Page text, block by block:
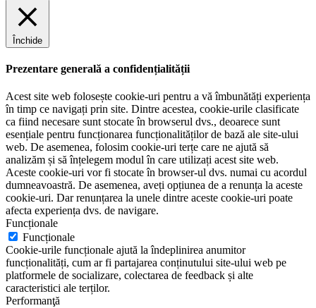
Închide
Prezentare generală a confidențialității
Acest site web folosește cookie-uri pentru a vă îmbunătăți experiența
în timp ce navigați prin site. Dintre acestea, cookie-urile clasificate
ca fiind necesare sunt stocate în browserul dvs., deoarece sunt
esențiale pentru funcționarea funcționalităților de bază ale site-ului
web. De asemenea, folosim cookie-uri terțe care ne ajută să
analizăm și să înțelegem modul în care utilizați acest site web.
Aceste cookie-uri vor fi stocate în browser-ul dvs. numai cu acordul
dumneavoastră. De asemenea, aveți opțiunea de a renunța la aceste
cookie-uri. Dar renunțarea la unele dintre aceste cookie-uri poate
afecta experiența dvs. de navigare.
Funcționale
Funcționale
Cookie-urile funcționale ajută la îndeplinirea anumitor
funcționalități, cum ar fi partajarea conținutului site-ului web pe
platformele de socializare, colectarea de feedback și alte
caracteristici ale terților.
Performanţă